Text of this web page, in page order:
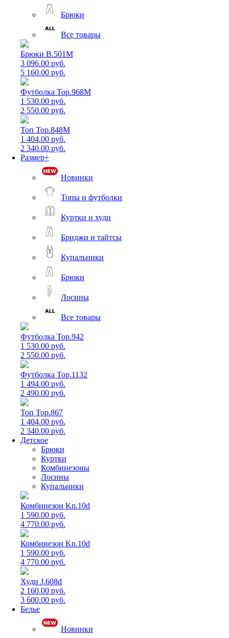
Брюки
Все товары
Брюки B.501M
3 096.00 руб.
5 160.00 руб.
Футболка Top.968M
1 530.00 руб.
2 550.00 руб.
Топ Top.848M
1 404.00 руб.
2 340.00 руб.
Размер+
Новинки
Топы и футболки
Куртки и худи
Бриджи и тайтсы
Купальники
Брюки
Лосины
Все товары
Футболка Top.942
1 530.00 руб.
2 550.00 руб.
Футболка Top.1132
1 494.00 руб.
2 490.00 руб.
Топ Top.867
1 404.00 руб.
2 340.00 руб.
Детское
Брюки
Куртки
Комбинезоны
Лосины
Купальники
Комбинезон Kn.10d
1 590.00 руб.
4 770.00 руб.
Комбинезон Kn.10d
1 590.00 руб.
4 770.00 руб.
Худи J.608d
2 160.00 руб.
3 600.00 руб.
Белье
Новинки